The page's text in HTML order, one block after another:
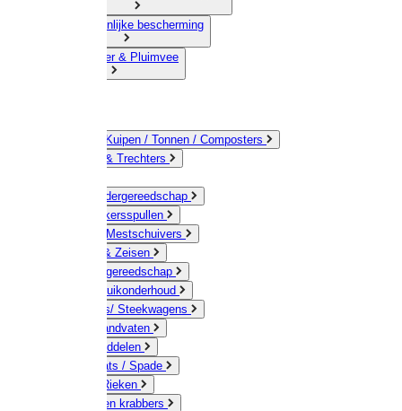
11) Persoonlijke bescherming
12) Kleindier & Pluimvee
Emmers / Kuipen / Tonnen / Composters
Jerrycans & Trechters
Hand-/ Kindergereedschap
Stratenmakersspullen
Sneeuw- / Mestschuivers
Baggeren & Zeisen
Elektrisch gereedschap
Boom / Struikonderhoud
Kruiwagens/ Steekwagens
Stelen / Handvaten
Tuinhulpmiddelen
Schop / Bats / Spade
Vorken & Rieken
Cultivator en krabbers